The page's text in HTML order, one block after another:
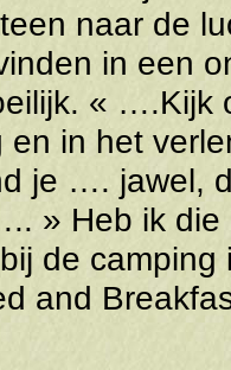
naar de
in een
« ….Kijk
en in het
je …. jawel,
» Heb ik die
de camping
and